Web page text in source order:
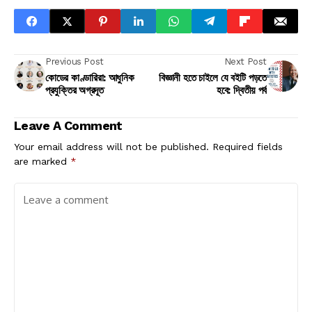
Previous Post
কোডের কাণ্ডারিরা: আধুনিক
প্রযুক্তির অগ্রদূত
Next Post
বিজ্ঞানী হতে চাইলে যে বইটি পড়তে
হবে: দ্বিতীয় পর্ব
Leave A Comment
Your email address will not be published. Required fields
are marked *